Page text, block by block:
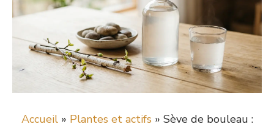
Accueil» Plantes et actifs » Sève de bouleau :